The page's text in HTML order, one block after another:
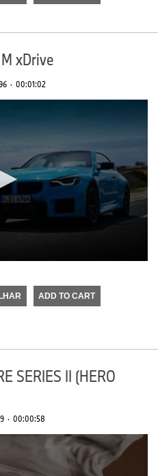
xDrive
· 00:01:02
ADD TO CART
SERIES II (HERO
· 00:00:58